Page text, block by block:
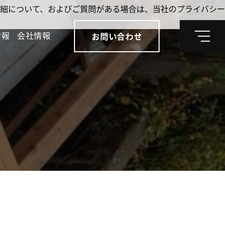
会社情報 お問い合わせ
メ
について、およびご質問がある場合は、当社のプライバシー